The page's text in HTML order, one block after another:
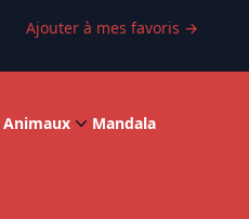
Ajouter à mes favoris →
Animaux Mandala